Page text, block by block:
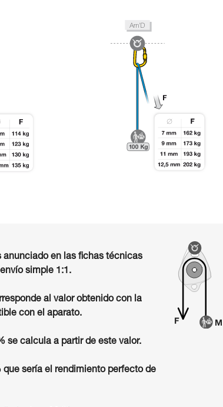
anunciado en las fichas técnicas
simple 1:1.
al valor obtenido con la
con el aparato.
se calcula a partir de este valor.
sería el rendimiento perfecto de